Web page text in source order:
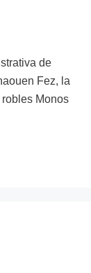
de
Fez, la
Monos